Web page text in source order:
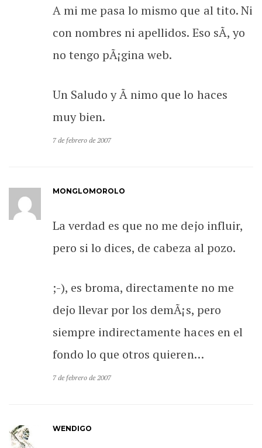
A mi me pasa lo mismo que al tito. Ni
con nombres ni apellidos. Eso sÃ­, yo
no tengo pÃ¡gina web.
Un Saludo y Ã nimo que lo haces
muy bien.
7 de febrero de 2007
MONGLOMOROLO
La verdad es que no me dejo influir,
pero si lo dices, de cabeza al pozo.
;-), es broma, directamente no me
dejo llevar por los demÃ¡s, pero
siempre indirectamente haces en el
fondo lo que otros quieren…
7 de febrero de 2007
WENDIGO